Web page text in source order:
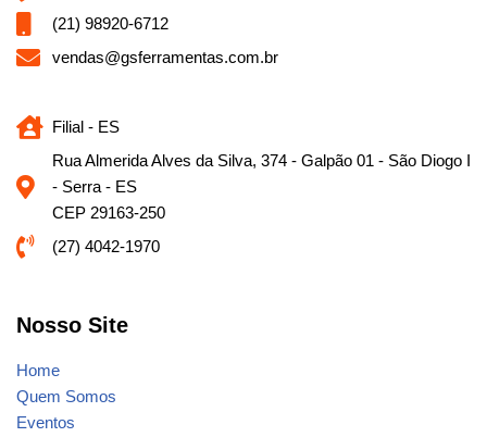
(21) 98920-6712
vendas@gsferramentas.com.br
Filial - ES
Rua Almerida Alves da Silva, 374 - Galpão 01 - São Diogo I
- Serra - ES
CEP 29163-250
(27) 4042-1970
Nosso Site
Home
Quem Somos
Eventos